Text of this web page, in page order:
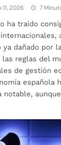
11, 2026 7
ha traído
dañado por
las reglas del
de gestión
española
notable,